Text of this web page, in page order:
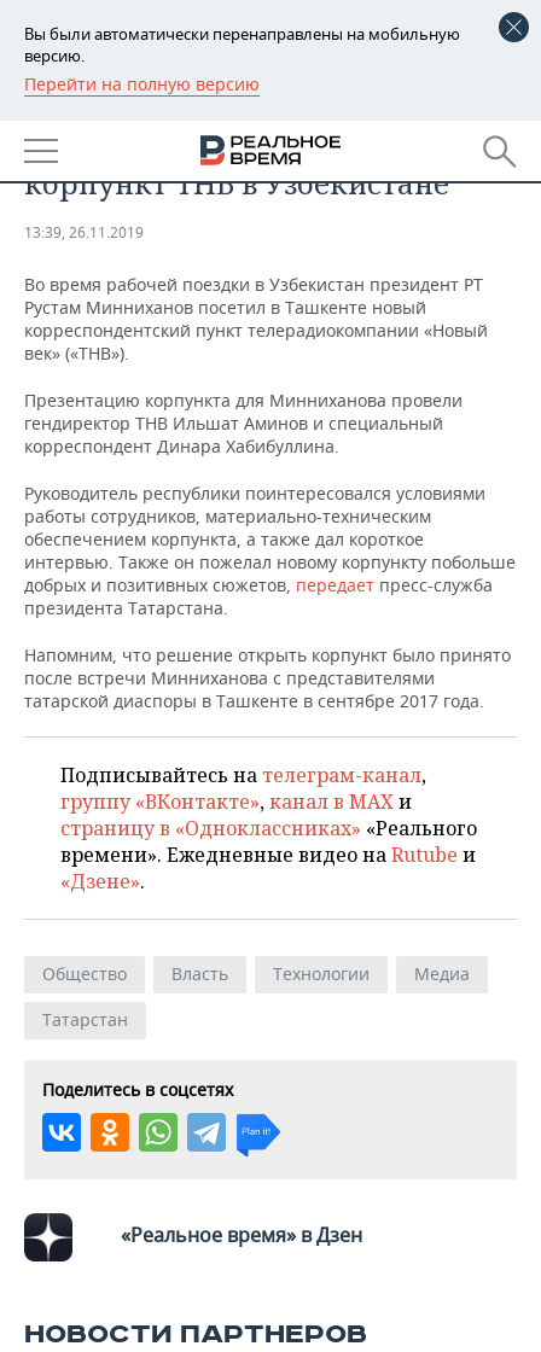
Вы были автоматически перенаправлены на мобильную
версию.
Перейти на полную версию
РЕГИОНЫ
БАШКОРТОСТАН
ТАТАРСТАН
НОВОСТИ
АНАЛИТИКА
ДЕКЛАРАЦИИ О ДОХОДАХ
КОРОЛИ ГОСЗАКАЗА ПФО
ВУЗЫ ТАТАРСТАНА
ТОРГОВЫЕ ЦЕНТРЫ
ТАТАРСТАНА
НОВОСТИ ЭКОНОМИКИ
ФИНАНСЫ
БАНКИ
ИНВЕСТИЦИИ
ПРОМЫШЛЕННОСТЬ
НОВОСТИ
АГРОПРОМ
МАШИНОСТРОЕНИЕ
НЕФТЕХИМИЯ
НЕФТЬ
ОПК
ЭНЕРГЕТИКА
НЕДВИЖИМОСТЬ
НОВОСТИ НЕДВИЖИМОСТИ
АВТО
НОВОСТИ БИЗНЕСА
РОЗНИЧНАЯ ТОРГОВЛЯ
УСЛУГИ
ТЕХНОЛОГИИ
НОВОСТИ ТЕХНОЛОГИЙ
МЕДИА
МЕРОПРИЯТИЯ
ВЫЕЗДНАЯ РЕДАКЦИЯ
ONLINE-КОНФЕРЕНЦИИ
ОТКРЫТАЯ ЛЕКЦИЯ
НОВОСТИ СПОРТА
ХОККЕЙ
БАСКЕТБОЛ
ВОЛЕЙБОЛ
КИБЕРСПОРТ
ФИГУРНОЕ КАТАНИЕ
ВОДНЫЕ ВИДЫ СПОРТА
ХОККЕЙ С МЯЧОМ
ОБЩЕСТВО
ВЛАСТЬ
ИНФРАСТРУКТУРА
ИСТОРИЯ
КУЛЬТУРА
МЕДИЦИНА
ОБРАЗОВАНИЕ
ПРОИСШЕСТВИЯ
СЮЖЕТЫ
СПРАВОЧНИК
СПИСОК ПЕРСОН
СПИСОК КОМПАНИЙ
ПОЛНАЯ ВЕРСИЯ
Минниханов посетил новый
корпункт ТНВ в Узбекистане
13:39, 26.11.2019
Во время рабочей поездки в Узбекистан президент РТ
Рустам Минниханов посетил в Ташкенте новый
корреспондентский пункт телерадиокомпании «Новый
век» («ТНВ»).
Презентацию корпункта для Минниханова провели
гендиректор ТНВ Ильшат Аминов и специальный
корреспондент Динара Хабибуллина.
Руководитель республики поинтересовался условиями
работы сотрудников, материально-техническим
обеспечением корпункта, а также дал короткое
интервью. Также он пожелал новому корпункту побольше
добрых и позитивных сюжетов, передает пресс-служба
президента Татарстана.
Напомним, что решение открыть корпункт было принято
после встречи Минниханова с представителями
татарской диаспоры в Ташкенте в сентябре 2017 года.
Подписывайтесь на телеграм-канал,
группу «ВКонтакте»,канал в MAXи
страницу в «Одноклассниках» «Реального
времени». Ежедневные видео наRutube и
«Дзене».
Общество Власть Технологии
Медиа
Татарстан
Поделитесь в соцсетях
«Реальное время» в Дзен
НОВОСТИ ПАРТНЕРОВ